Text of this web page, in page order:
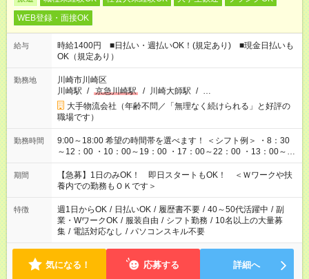
WEB登録・面接OK
給与
時給1400円 ■日払い・週払いOK！(規定あり) ■現金日払いも
OK（規定あり）
勤務地
川崎市川崎区
川崎駅 / 京急川崎駅 / 川崎大師駅 / …
大手物流会社（年齢不問／「無理なく続けられる」と好評の
職場です）
勤務時間
9:00～18:00 希望の時間帯を選べます！ ＜シフト例＞ ・8：30
～12：00 ・10：00～19：00 ・17：00～22：00 ・13：00～
22：00 ・22：00～翌6：00 など
期間
【急募】1日のみOK！ 即日スタートもOK！ ＜Ｗワークや扶
養内での勤務もＯＫです＞
特徴 週1日からOK / 日払いOK / 履歴書不要 / 40～50代活躍中 / 副
業・WワークOK / 服装自由 / シフト勤務 / 10名以上の大量募
集 / 電話対応なし / パソコンスキル不要
気になる！ 応募する 詳細へ